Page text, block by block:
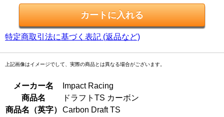
特定商取引法に基づく表記 (返品など)
上記画像はイメージでして、実際の商品とは異なる場合がございます。
メーカー名
Impact Racing
商品名
ドラフトTS カーボン
商品名（英字）
Carbon Draft TS